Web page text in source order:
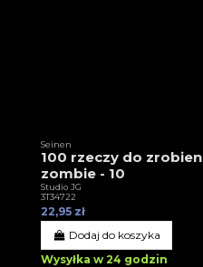
Seinen
100 rzeczy do
zombie - 10
Studio JG
3T34722
22,95 zł
Dodaj do koszyka
Wysyłka w 24 godzin